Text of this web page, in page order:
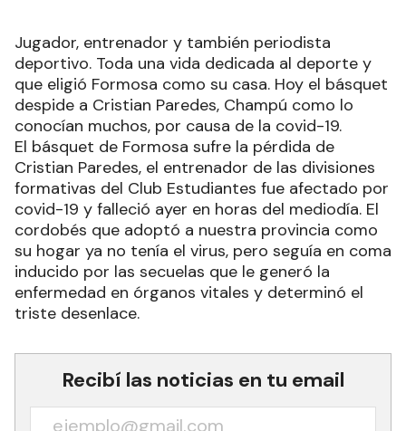
Jugador, entrenador y también periodista
deportivo. Toda una vida dedicada al deporte y
que eligió Formosa como su casa. Hoy el básquet
despide a Cristian Paredes, Champú como lo
conocían muchos, por causa de la covid-19.
El básquet de Formosa sufre la pérdida de
Cristian Paredes, el entrenador de las divisiones
formativas del Club Estudiantes fue afectado por
covid-19 y falleció ayer en horas del mediodía. El
cordobés que adoptó a nuestra provincia como
su hogar ya no tenía el virus, pero seguía en coma
inducido por las secuelas que le generó la
enfermedad en órganos vitales y determinó el
triste desenlace.
Recibí las noticias en tu email